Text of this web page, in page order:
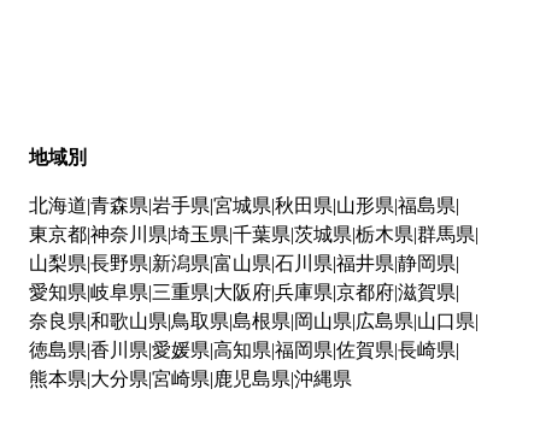
地域別
北海道 青森県 岩手県 宮城県 秋田県 山形県 福島県
東京都神奈川県 埼玉県 千葉県 茨城県 栃木県 群馬県
山梨県 長野県 新潟県 富山県 石川県 福井県 静岡県
愛知県 岐阜県 三重県 大阪府兵庫県 京都府滋賀県
奈良県 和歌山県 鳥取県 島根県 岡山県 広島県 山口県
徳島県 香川県 愛媛県 高知県 福岡県 佐賀県 長崎県
熊本県 大分県 宮崎県 鹿児島県 沖縄県